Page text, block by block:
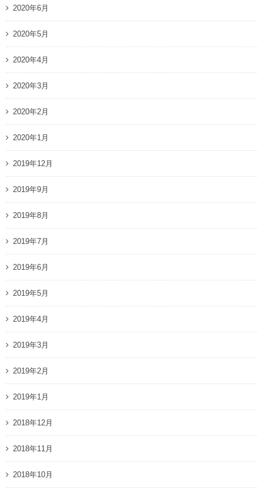
2020年6月
2020年5月
2020年4月
2020年3月
2020年2月
2020年1月
2019年12月
2019年9月
2019年8月
2019年7月
2019年6月
2019年5月
2019年4月
2019年3月
2019年2月
2019年1月
2018年12月
2018年11月
2018年10月